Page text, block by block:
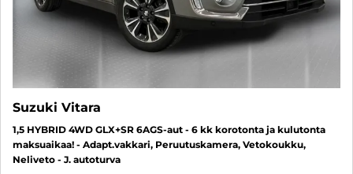
Suzuki Vitara
1,5 HYBRID 4WD GLX+SR 6AGS-aut - 6 kk korotonta ja kulutonta
maksuaikaa! - Adapt.vakkari, Peruutuskamera, Vetokoukku,
Neliveto - J. autoturva